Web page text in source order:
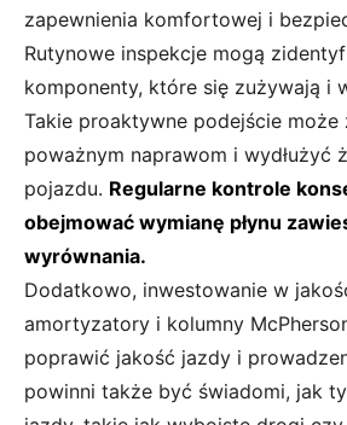
zapewnienia komfortowej i
Rutynowe inspekcje mogą
komponenty, które się zużywają i
Takie proaktywne podejście może
poważnym naprawom i wydłużyć
pojazdu. Regularne kontrole
obejmować wymianę płynu
wyrównania.
Dodatkowo, inwestowanie w
amortyzatory i kolumny
poprawić jakość jazdy i
powinni także być świadomi, jak